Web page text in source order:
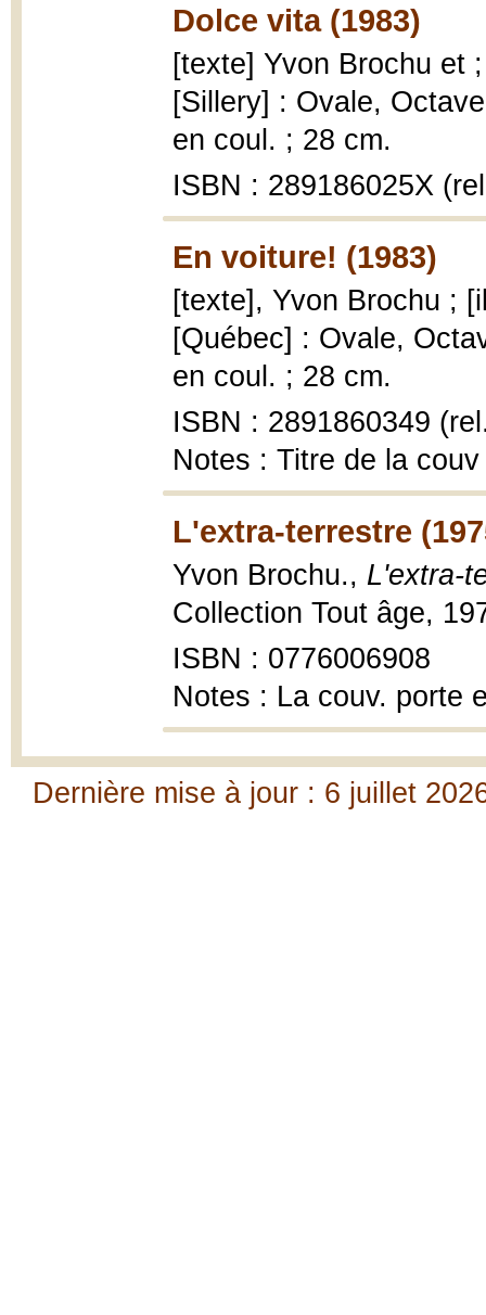
Dolce vita (1983)
[texte] Yvon Brochu et
[Sillery] : Ovale,
en coul. ; 28 cm.
ISBN : 289186025X
En voiture! (1983)
[texte], Yvon Brochu ;
[Québec] : Ovale,
en coul. ; 28 cm.
ISBN : 2891860349
Notes : Titre de la couv
L'extra-terrestre
Yvon Brochu., L'extra-
Collection Tout âge,
ISBN : 0776006908
Notes : La couv. porte
Dernière mise à jour : 6 juillet